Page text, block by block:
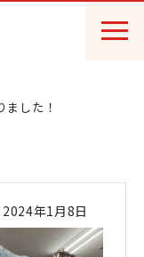
した！
年1月8日